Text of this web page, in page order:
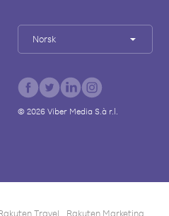
Norsk
© 2026Viber Media S.à r.l.
Travel Rakuten Marketing